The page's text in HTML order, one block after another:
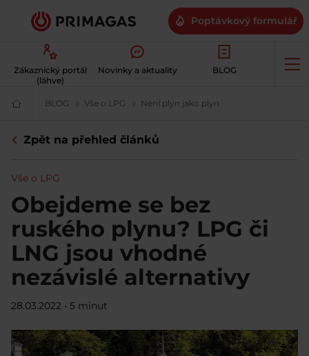
Poptávkový formulář
Zákaznický portál
(láhve)
Novinky a aktuality BLOG
Váš
|
dostupné
LPG
|
PRIMAGAS
BLOG PRIMA BLOG – novinky ze světa LPG na jednom místě
Vše o LPG Vše o LPG | PRIMAGAS
Není plyn jako plyn
Zpět na přehled článků
Vše o LPG
Obejdeme se bez
ruského plynu? LPG či
LNG jsou vhodné
nezávislé alternativy
28.03.2022 • 5 minut